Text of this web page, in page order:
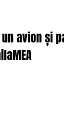
avion și